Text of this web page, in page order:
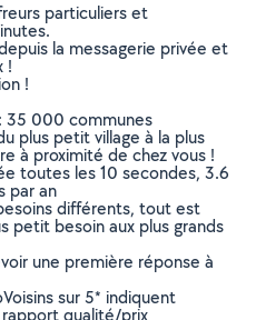
particuliers et
la messagerie privée et
!
!
35 000 communes
plus petit village à la plus
à proximité de chez vous !
toutes les 10 secondes, 3.6
par an
différents, tout est
petit besoin aux plus grands
une première réponse à
sur 5* indiquent
rapport qualité/prix